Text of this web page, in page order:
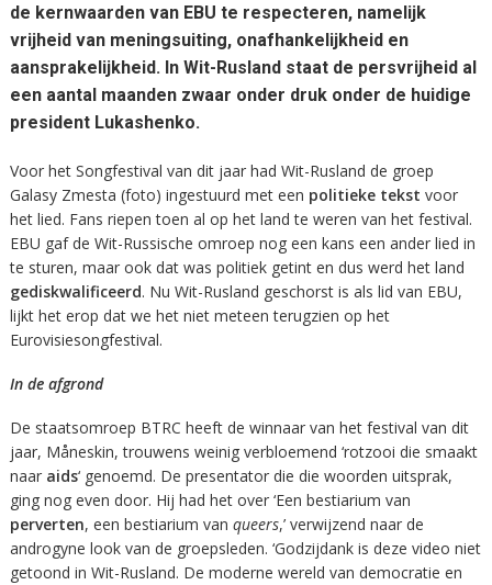
de kernwaarden van EBU te respecteren, namelijk
vrijheid van meningsuiting, onafhankelijkheid en
aansprakelijkheid. In Wit-Rusland staat de persvrijheid al
een aantal maanden zwaar onder druk onder de huidige
president Lukashenko.
Voor het Songfestival van dit jaar had Wit-Rusland de groep
Galasy Zmesta (foto) ingestuurd met een politieke tekst voor
het lied. Fans riepen toen al op het land te weren van het festival.
EBU gaf de Wit-Russische omroep nog een kans een ander lied in
te sturen, maar ook dat was politiek getint en dus werd het land
gediskwalificeerd. Nu Wit-Rusland geschorst is als lid van EBU,
lijkt het erop dat we het niet meteen terugzien op het
Eurovisiesongfestival.
In de afgrond
De staatsomroep BTRC heeft de winnaar van het festival van dit
jaar, Måneskin, trouwens weinig verbloemend ‘rotzooi die smaakt
naar aids‘ genoemd. De presentator die die woorden uitsprak,
ging nog even door. Hij had het over ‘Een bestiarium van
perverten, een bestiarium van queers,’ verwijzend naar de
androgyne look van de groepsleden. ‘Godzijdank is deze video niet
getoond in Wit-Rusland. De moderne wereld van democratie en